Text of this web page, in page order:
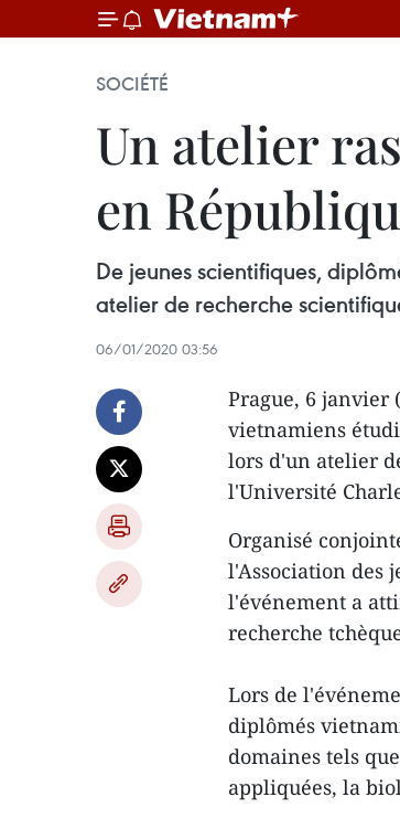
SOCIÉTÉ
Un atelier
en
De jeunes scientifiques,
atelier de recherche
06/01/2020 03:56
Prague, 6 janvier
vietnamiens
lors d'un atelier
l'Université
Organisé
l'Association des
l'événement a
recherche
Lors de
diplômés
domaines tels
appliquées, la